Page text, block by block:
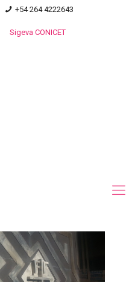
+54 264 4222643
Sigeva CONICET